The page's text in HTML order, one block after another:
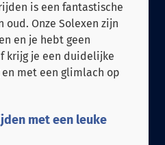
is een fantastische
Onze Solexen zijn
en je hebt geen
krijg je een duidelijke
met een glimlach op
met een leuke